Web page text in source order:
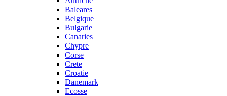
Baleares
Belgique
Bulgarie
Canaries
Chypre
Corse
Crete
Croatie
Danemark
Ecosse